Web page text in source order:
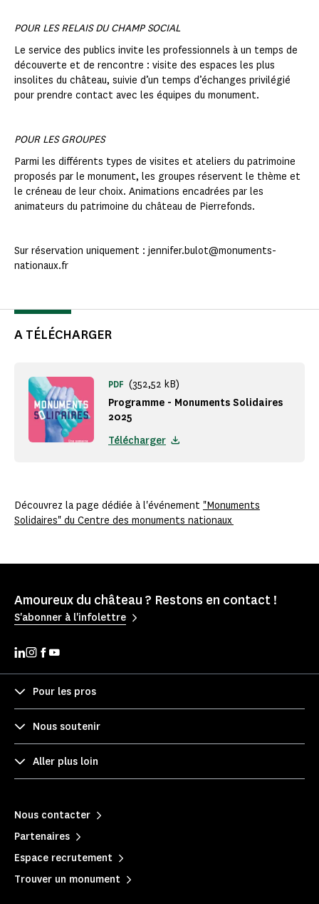
POUR LES RELAIS DU CHAMP SOCIAL
Le service des publics invite les professionnels à un temps de
découverte et de rencontre : visite des espaces les plus
insolites du château, suivie d’un temps d’échanges privilégié
pour prendre contact avec les équipes du monument.
POUR LES GROUPES
Parmi les différents types de visites et ateliers du patrimoine
proposés par le monument, les groupes réservent le thème et
le créneau de leur choix. Animations encadrées par les
animateurs du patrimoine du château de Pierrefonds.
Sur réservation uniquement : jennifer.bulot@monuments-
nationaux.fr
A TÉLÉCHARGER
Programme - Monuments Solidaires
2025
PDF (352,52 kB)
Télécharger
Découvrez la page dédiée à l'événement "Monuments
Solidaires" du Centre des monuments nationaux
Amoureux du château ? Restons en contact !
S'abonner à l'infolettre
Pour les pros
Nous soutenir
Aller plus loin
Nous contacter
Partenaires
Espace recrutement
Trouver un monument